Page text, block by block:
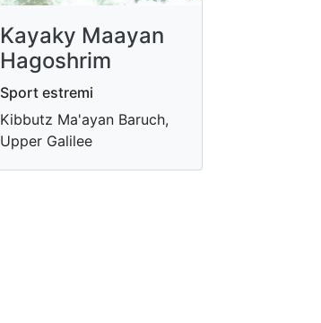
Kayaky Maayan
Hagoshrim
Sport estremi
Kibbutz Ma'ayan Baruch,
Upper Galilee